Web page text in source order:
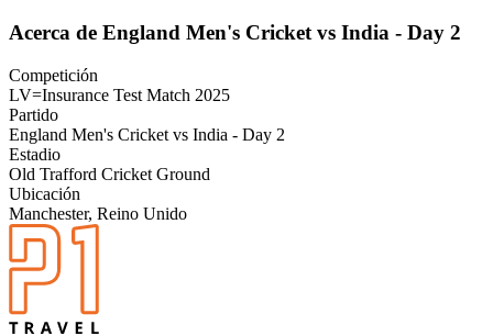
Acerca de England Men's Cricket vs India - Day 2
Competición
LV=Insurance Test Match 2025
Partido
England Men's Cricket vs India - Day 2
Estadio
Old Trafford Cricket Ground
Ubicación
Manchester, Reino Unido